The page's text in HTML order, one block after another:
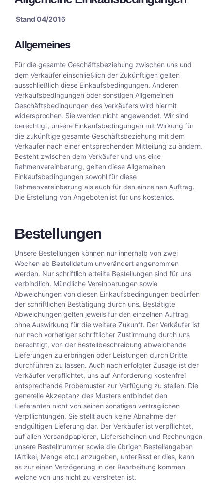
Stand 04/2016
Allgemeines
Für die gesamte Geschäftsbeziehung zwischen uns und
dem Verkäufer einschließlich der Zukünftigen gelten
ausschließlich diese Einkaufsbedingungen. Anderen
Verkaufsbedingungen oder sonstigen Allgemeinen
Geschäftsbedingungen des Verkäufers wird hiermit
widersprochen. Sie werden nicht angewendet. Wir sind
berechtigt, unsere Einkaufsbedingungen mit Wirkung für
die zukünftige gesamte Geschäftsbeziehung mit dem
Verkäufer nach einer entsprechenden Mitteilung zu ändern.
Besteht zwischen dem Verkäufer und uns eine
Rahmenvereinbarung, gelten diese Allgemeinen
Einkaufsbedingungen sowohl für diese
Rahmenvereinbarung als auch für den einzelnen Auftrag.
Die Erstellung von Angeboten ist für uns kostenlos.
Bestellungen
Unsere Bestellungen können nur innerhalb von zwei
Wochen ab Bestelldatum unverändert angenommen
werden. Nur schriftlich erteilte Bestellungen sind für uns
verbindlich. Mündliche Vereinbarungen sowie
Abweichungen von diesen Einkaufsbedingungen bedürfen
der schriftlichen Bestätigung durch uns. Bestätigte
Abweichungen gelten jeweils für den einzelnen Auftrag
ohne Auswirkung für die weitere Zukunft. Der Verkäufer ist
nur nach vorheriger schriftlicher Zustimmung durch uns
berechtigt, von der Bestellbeschreibung abweichende
Lieferungen zu erbringen oder Leistungen durch Dritte
durchführen zu lassen. Auch nach erfolgter Zusage ist der
Verkäufer verpflichtet, uns auf Anforderung kostenfrei
entsprechende Probemuster zur Verfügung zu stellen. Die
generelle Akzeptanz des Musters entbindet den
Lieferanten nicht von seinen sonstigen vertraglichen
Verpflichtungen. Sie stellt auch keine Abnahme der
endgültigen Lieferung dar. Der Verkäufer ist verpflichtet,
auf allen Versandpapieren, Lieferscheinen und Rechnungen
unsere Bestellnummer sowie die übrigen Bestellangaben
(Artikel, Menge etc.) anzugeben, unterlässt er dies, kann
es zur einen Verzögerung in der Bearbeitung kommen,
welche von uns nicht zu verstreten ist.